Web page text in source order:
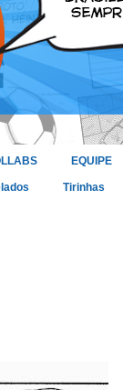
EQUIPE
Tirinhas